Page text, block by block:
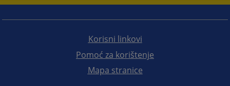
Korisni linkovi
Pomoć za korištenje
Mapa stranice